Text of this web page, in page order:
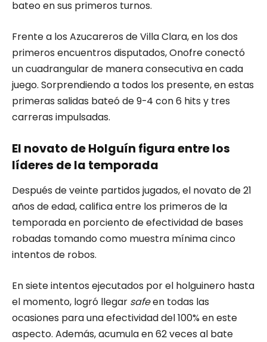
bateo en sus primeros turnos.
Frente a los Azucareros de Villa Clara, en los dos
primeros encuentros disputados, Onofre conectó
un cuadrangular de manera consecutiva en cada
juego. Sorprendiendo a todos los presente, en estas
primeras salidas bateó de 9-4 con 6 hits y tres
carreras impulsadas.
El novato de Holguín figura entre los
líderes de la temporada
Después de veinte partidos jugados, el novato de 21
años de edad, califica entre los primeros de la
temporada en porciento de efectividad de bases
robadas tomando como muestra mínima cinco
intentos de robos.
En siete intentos ejecutados por el holguinero hasta
el momento, logró llegar safeen todas las
ocasiones para una efectividad del 100% en este
aspecto. Además, acumula en 62 veces al bate